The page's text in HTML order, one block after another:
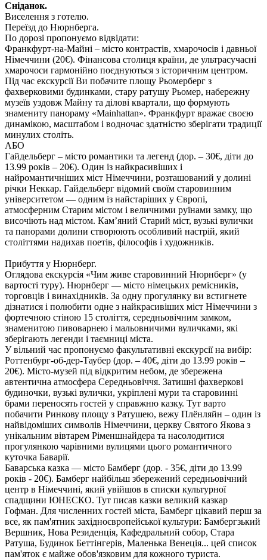
Сніданок.
Виселення з готелю.
Переїзд до Нюрнберга.
По дорозі пропонуємо відвідати:
Франкфурт-на-Майні – місто контрастів, хмарочосів і давньої
Німеччини (20€). Фінансова столиця країни, де ультрасучасні
хмарочоси гармонійно поєднуються з історичним центром.
Під час екскурсії Ви побачите площу Рьомерберг з
фахверковими будинками, стару ратушу Рьомер, набережну
музеїв уздовж Майну та ділові квартали, що формують
знамениту панораму «Mainhattan». Франкфурт вражає своєю
динамікою, масштабом і водночас здатністю зберігати традиції
минулих століть.
АБО
Гайдельберг – місто романтики та легенд (дор. – 30€, діти до
13.99 років – 20€). Один із найкрасивіших і
найромантичніших міст Німеччини, розташований у долині
річки Неккар. Гайдельберг відомий своїм старовинним
університетом — одним із найстаріших у Європі,
атмосферним Старим містом і величними руїнами замку, що
височіють над містом. Кам’яний Старий міст, вузькі вулички
та панорами долини створюють особливий настрій, який
століттями надихав поетів, філософів і художників.
Прибуття у Нюрнберг.
Оглядова екскурсія «Чим живе старовинний Нюрнберг» (у
вартості туру). Нюрнберг — місто німецьких ремісників,
торговців і винахідників. За одну прогулянку ви встигнете
дізнатися і полюбити одне з найкрасивіших міст Німеччини з
фортечною стіною 15 століття, середньовічним замком,
знаменитою пивоварнею і мальовничими вуличками, які
зберігають легенди і таємниці міста.
У вільний час пропонуємо факультативні екскурсії на вибір:
Роттенбург-об-дер-Таубер (дор. – 40€, діти до 13.99 років –
20€). Місто-музей під відкритим небом, де збережена
автентична атмосфера Середньовіччя. Затишні фахверкові
будиночки, вузькі вулички, укріплені мури та старовинні
брами переносять гостей у справжню казку. Тут варто
побачити Ринкову площу з Ратушею, вежу Плёнляйн – один із
найвідоміших символів Німеччини, церкву Святого Якова з
унікальним вівтарем Ріменшнайдера та насолодитися
прогулянкою чарівними вулицями цього романтичного
куточка Баварії.
Баварська казка — місто Бамберг (дор. - 35€, діти до 13.99
років - 20€). Бамберг найбільш збережений середньовічний
центр в Німеччині, який увійшов в списки культурної
спадщини ЮНЕСКО. Тут писав казки великий казкар
Гофман. Для численних гостей міста, Бамберг цікавий перш за
все, як пам'ятник західноєвропейської культури: Бамбергзький
Вершник, Нова Резиденція, Кафедральний собор, Стара
Ратуша, Будинок Беттінгерів, Маленька Венеція... цей список
пам'яток є майже обов'язковим для кожного туриста.